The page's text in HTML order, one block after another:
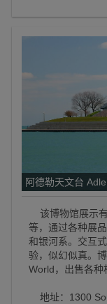
阿德勒天文台
该博物馆展示
等，通过各种展
和银河系。交互
验，似幻似真。
World，出售各种
地址：1300